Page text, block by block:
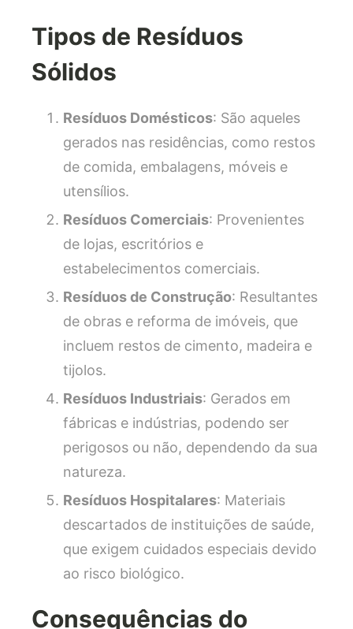
Tipos de Resíduos
Sólidos
Resíduos Domésticos: São aqueles
gerados nas residências, como restos
de comida, embalagens, móveis e
utensílios.
Resíduos Comerciais: Provenientes
de lojas, escritórios e
estabelecimentos comerciais.
Resíduos de Construção: Resultantes
de obras e reforma de imóveis, que
incluem restos de cimento, madeira e
tijolos.
Resíduos Industriais: Gerados em
fábricas e indústrias, podendo ser
perigosos ou não, dependendo da sua
natureza.
Resíduos Hospitalares: Materiais
descartados de instituições de saúde,
que exigem cuidados especiais devido
ao risco biológico.
Consequências do